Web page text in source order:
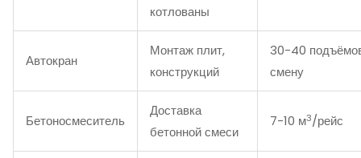
котлованы
Автокран
Монтаж плит,
конструкций
30-40
смену
Бетоносмеситель
Доставка
бетонной смеси
7-10 м3/рейс